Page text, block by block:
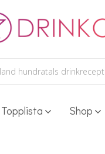
Topplista Shop